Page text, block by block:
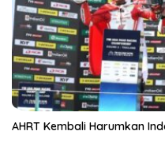
AHRT Kembali Harumkan